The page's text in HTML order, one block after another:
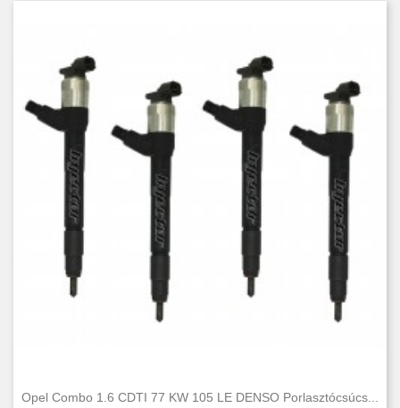
Opel Combo 1.6 CDTI 77 KW 105 LE DENSO Porlasztócsúcs...